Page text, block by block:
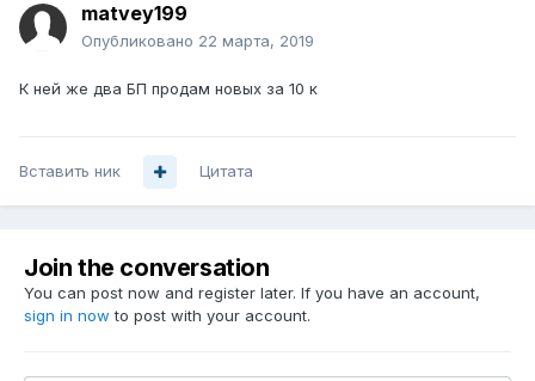
matvey199
Опубликовано 22 марта, 2019
К ней же два БП продам новых за 10 к
Вставить ник Цитата
Join the conversation
You can post now and register later. If you have an account,
sign in now to post with your account.